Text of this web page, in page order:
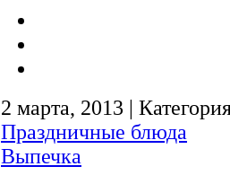
2 марта, 2013 |
Праздничные блюда
Выпечка